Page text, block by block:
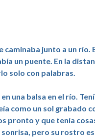
caminaba junto a un río.
un puente. En la
solo con palabras.
una balsa en el río.
como un sol grabado
pronto y que tenía
pero su rostro